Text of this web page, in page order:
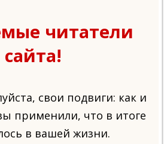
читатели
сайта!
свои подвиги: как и
применили, что в итоге
в вашей жизни.